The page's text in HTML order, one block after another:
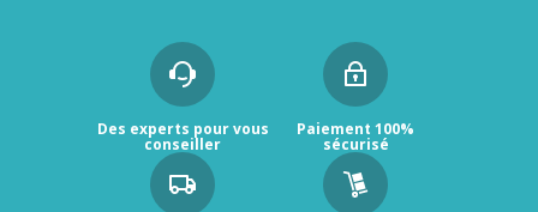
Des experts pour vous
conseiller
Paiement 100%
sécurisé